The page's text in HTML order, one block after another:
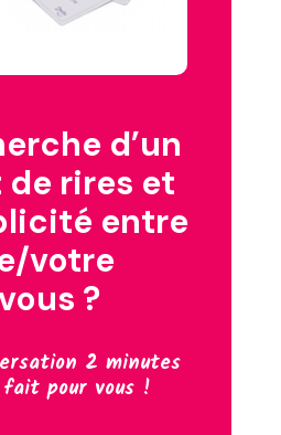
d’un
rires et
entre
votre
?
2 minutes
pour vous !